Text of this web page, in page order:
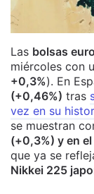
Las bolsas
miércoles con
+0,3%). En
(+0,46%) tras
vez en su
se muestran
(+0,3%) y en
que ya se
Nikkei 225